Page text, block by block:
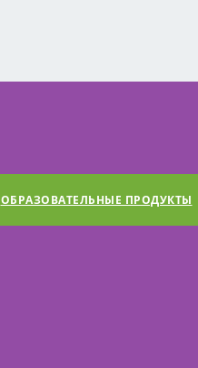
ОБРАЗОВАТЕЛЬНЫЕ ПРОДУКТЫ